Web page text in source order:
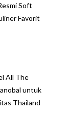
Soft
Favorit
All The
untuk
Thailand